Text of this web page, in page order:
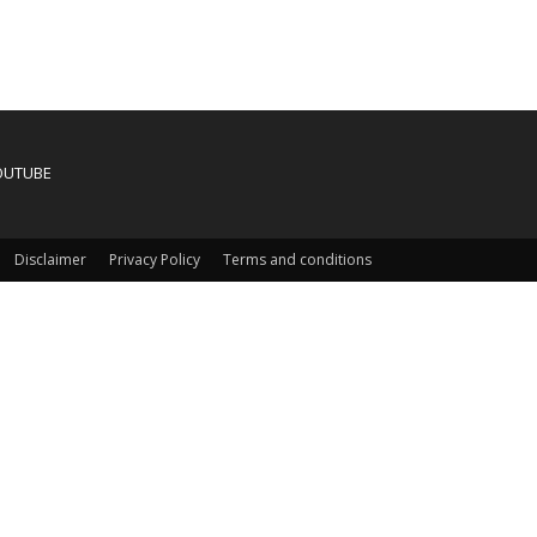
Disclaimer Privacy Policy Terms and conditions